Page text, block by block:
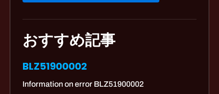
おすすめ記事
BLZ51900002
Information on error BLZ51900002